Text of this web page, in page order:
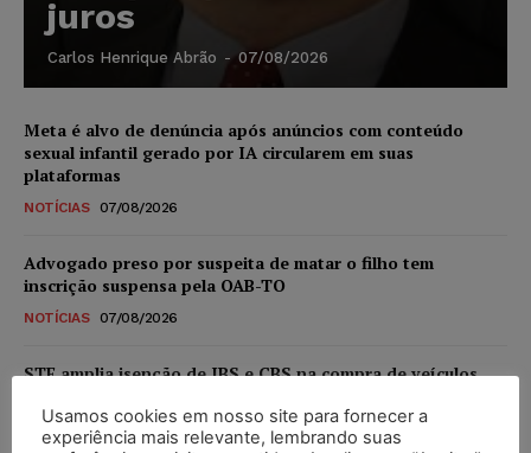
juros
Carlos Henrique Abrão - 07/08/2026
Meta é alvo de denúncia após anúncios com conteúdo
sexual infantil gerado por IA circularem em suas
plataformas
NOTÍCIAS 07/08/2026
Advogado preso por suspeita de matar o filho tem
inscrição suspensa pela OAB-TO
NOTÍCIAS 07/08/2026
STF amplia isenção de IBS e CBS na compra de veículos
níveis
Usamos cookies em nosso site para fornecer a
experiência mais relevante, lembrando suas